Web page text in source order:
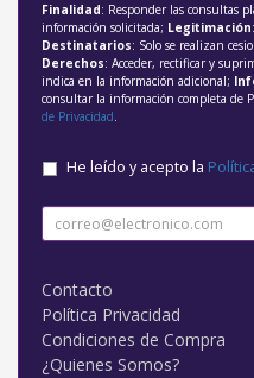
Finalidad: Responder las consultas
información solicitada; Legitimación
Destinatarios: Solo se realizan
Derechos: Acceder, rectificar y
indica en la información adicional;
consultar la información completa de
de Privacidad.
He leído y acepto la
Contacto
Política Privacidad
Condiciones de Compra
¿Quienes Somos?